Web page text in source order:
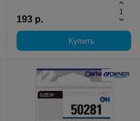
193 р.
Купить